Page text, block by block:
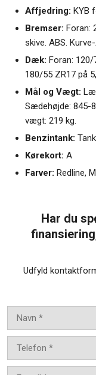
Affjedring: KYB
Bremser: Foran:
skive. ABS.
Dæk: Foran:
180/55 ZR17 på
Mål og Vægt:
Sædehøjde: 845-
vægt: 219 kg.
Benzintank:
Kørekort: A
Farver: Redline,
Har du
Udfyld